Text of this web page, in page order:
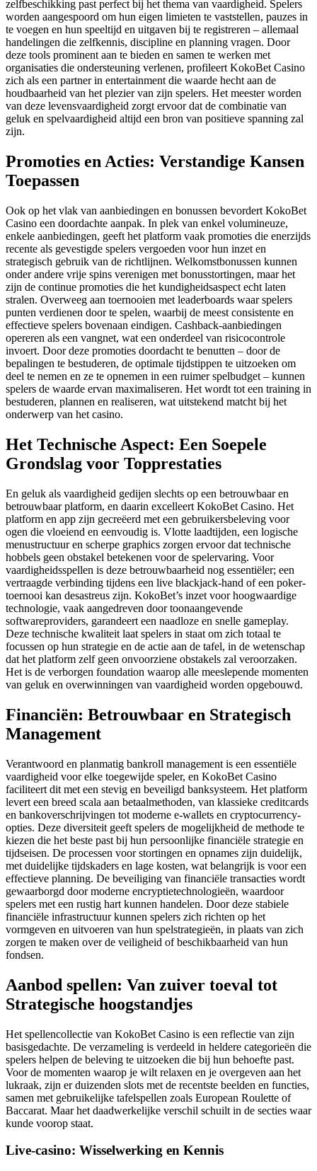
zelfbeschikking past perfect bij het thema van vaardigheid. Spelers
worden aangespoord om hun eigen limieten te vaststellen, pauzes in
te voegen en hun speeltijd en uitgaven bij te registreren – allemaal
handelingen die zelfkennis, discipline en planning vragen. Door
deze tools prominent aan te bieden en samen te werken met
organisaties die ondersteuning verlenen, profileert KokoBet Casino
zich als een partner in entertainment die waarde hecht aan de
houdbaarheid van het plezier van zijn spelers. Het meester worden
van deze levensvaardigheid zorgt ervoor dat de combinatie van
geluk en spelvaardigheid altijd een bron van positieve spanning zal
zijn.
Promoties en Acties: Verstandige Kansen
Toepassen
Ook op het vlak van aanbiedingen en bonussen bevordert KokoBet
Casino een doordachte aanpak. In plek van enkel volumineuze,
enkele aanbiedingen, geeft het platform vaak promoties die enerzijds
recente als gevestigde spelers vergoeden voor hun inzet en
strategisch gebruik van de richtlijnen. Welkomstbonussen kunnen
onder andere vrije spins verenigen met bonusstortingen, maar het
zijn de continue promoties die het kundigheidsaspect echt laten
stralen. Overweeg aan toernooien met leaderboards waar spelers
punten verdienen door te spelen, waarbij de meest consistente en
effectieve spelers bovenaan eindigen. Cashback-aanbiedingen
opereren als een vangnet, wat een onderdeel van risicocontrole
invoert. Door deze promoties doordacht te benutten – door de
bepalingen te bestuderen, de optimale tijdstippen te uitzoeken om
deel te nemen en ze te opnemen in een ruimer spelbudget – kunnen
spelers de waarde ervan maximaliseren. Het wordt tot een training in
bestuderen, plannen en realiseren, wat uitstekend matcht bij het
onderwerp van het casino.
Het Technische Aspect: Een Soepele
Grondslag voor Topprestaties
En geluk als vaardigheid gedijen slechts op een betrouwbaar en
betrouwbaar platform, en daarin excelleert KokoBet Casino. Het
platform en app zijn gecreëerd met een gebruikersbeleving voor
ogen die vloeiend en eenvoudig is. Vlotte laadtijden, een logische
menustructuur en scherpe graphics zorgen ervoor dat technische
hobbels geen obstakel betekenen voor de spelervaring. Voor
vaardigheidsspellen is deze betrouwbaarheid nog essentiëler; een
vertraagde verbinding tijdens een live blackjack-hand of een poker-
toernooi kan desastreus zijn. KokoBet’s inzet voor hoogwaardige
technologie, vaak aangedreven door toonaangevende
softwareproviders, garandeert een naadloze en snelle gameplay.
Deze technische kwaliteit laat spelers in staat om zich totaal te
focussen op hun strategie en de actie aan de tafel, in de wetenschap
dat het platform zelf geen onvoorziene obstakels zal veroorzaken.
Het is de verborgen foundation waarop alle meeslepende momenten
van geluk en overwinningen van vaardigheid worden opgebouwd.
Financiën: Betrouwbaar en Strategisch
Management
Verantwoord en planmatig bankroll management is een essentiële
vaardigheid voor elke toegewijde speler, en KokoBet Casino
faciliteert dit met een stevig en beveiligd banksysteem. Het platform
levert een breed scala aan betaalmethoden, van klassieke creditcards
en bankoverschrijvingen tot moderne e-wallets en cryptocurrency-
opties. Deze diversiteit geeft spelers de mogelijkheid de methode te
kiezen die het beste past bij hun persoonlijke financiële strategie en
tijdseisen. De processen voor stortingen en opnames zijn duidelijk,
met duidelijke tijdskaders en lage kosten, wat belangrijk is voor een
effectieve planning. De beveiliging van financiële transacties wordt
gewaarborgd door moderne encryptietechnologieën, waardoor
spelers met een rustig hart kunnen handelen. Door deze stabiele
financiële infrastructuur kunnen spelers zich richten op het
vormgeven en uitvoeren van hun spelstrategieën, in plaats van zich
zorgen te maken over de veiligheid of beschikbaarheid van hun
fondsen.
Aanbod spellen: Van zuiver toeval tot
Strategische hoogstandjes
Het spellencollectie van KokoBet Casino is een reflectie van zijn
basisgedachte. De verzameling is verdeeld in heldere categorieën die
spelers helpen de beleving te uitzoeken die bij hun behoefte past.
Voor de momenten waarop je wilt relaxen en je overgeven aan het
lukraak, zijn er duizenden slots met de recentste beelden en functies,
samen met gebruikelijke tafelspellen zoals European Roulette of
Baccarat. Maar het daadwerkelijke verschil schuilt in de secties waar
kunde voorop staat.
Live-casino: Wisselwerking en Kennis